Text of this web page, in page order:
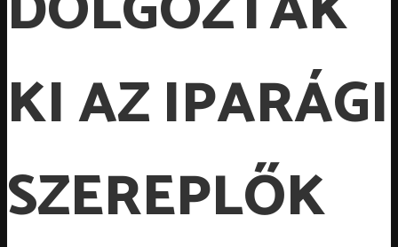
KI AZ IPARÁGI
SZEREPLŐK